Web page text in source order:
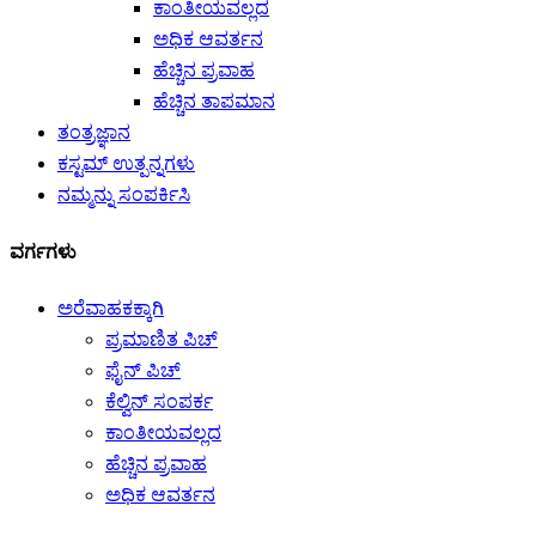
ಕಾಂತೀಯವಲ್ಲದ
ಅಧಿಕ ಆವರ್ತನ
ಹೆಚ್ಚಿನ ಪ್ರವಾಹ
ಹೆಚ್ಚಿನ ತಾಪಮಾನ
ತಂತ್ರಜ್ಞಾನ
ಕಸ್ಟಮ್ ಉತ್ಪನ್ನಗಳು
ನಮ್ಮನ್ನು ಸಂಪರ್ಕಿಸಿ
ವರ್ಗಗಳು
ಅರೆವಾಹಕಕ್ಕಾಗಿ
ಪ್ರಮಾಣಿತ ಪಿಚ್
ಫೈನ್ ಪಿಚ್
ಕೆಲ್ವಿನ್ ಸಂಪರ್ಕ
ಕಾಂತೀಯವಲ್ಲದ
ಹೆಚ್ಚಿನ ಪ್ರವಾಹ
ಅಧಿಕ ಆವರ್ತನ